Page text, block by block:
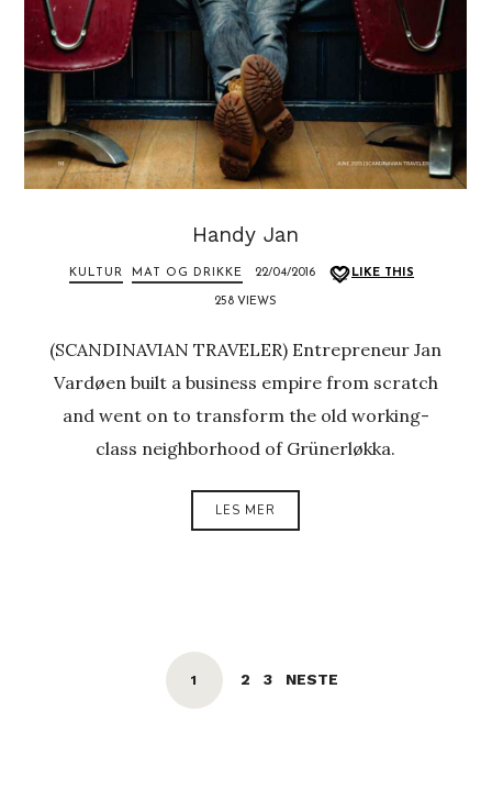
Handy Jan
KULTUR MAT OG DRIKKE 22/04/2016 LIKE THIS
258 VIEWS
(SCANDINAVIAN TRAVELER) Entrepreneur Jan
Vardøen built a business empire from scratch
and went on to transform the old working-
class neighborhood of Grünerløkka.
LES MER
SIDE
1 SIDE
2 SIDE
3 NESTE